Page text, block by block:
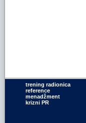
trening radionica
reference
menadžment
krizni PR